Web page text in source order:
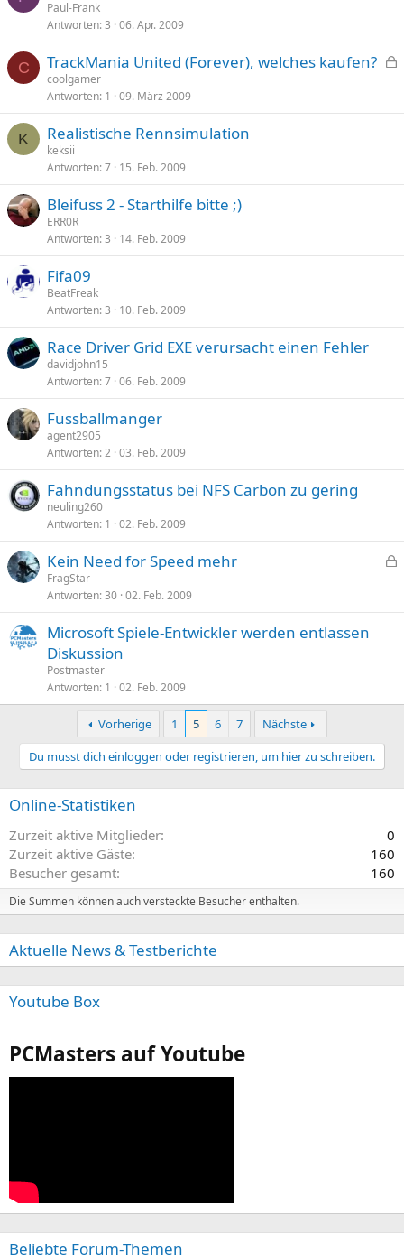
Paul-Frank
Antworten 3 06. Apr. 2009
C
p
TrackMania United (Forever), welches kaufen?
coolgamer
Antworten 1 09. März 2009
K Realistische Rennsimulation
keksii
Antworten 7 15. Feb. 2009
Bleifuss 2 - Starthilfe bitte ;)
ERR0R
Antworten 3 14. Feb. 2009
Fifa09
BeatFreak
Antworten 3 10. Feb. 2009
Race Driver Grid EXE verursacht einen Fehler
davidjohn15
Antworten 7 06. Feb. 2009
Fussballmanger
agent2905
Antworten 2 03. Feb. 2009
Fahndungsstatus bei NFS Carbon zu gering
neuling260
Antworten 1 02. Feb. 2009
p
Kein Need for Speed mehr
FragStar
Antworten 30 02. Feb. 2009
Microsoft Spiele-Entwickler werden entlassen
Diskussion
Postmaster
Antworten 1 02. Feb. 2009
Vorherige 1 5 6 7
Nächste
Du musst dich einloggen oder registrieren, um hier zu schreiben.
Online-Statistiken
Zurzeit aktive Mitglieder
0
Zurzeit aktive Gäste
160
Besucher gesamt
160
Die Summen können auch versteckte Besucher enthalten.
Aktuelle News & Testberichte
Youtube Box
PCMasters auf Youtube
Beliebte Forum-Themen